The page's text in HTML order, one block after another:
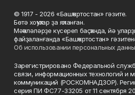
© 1917 - 2026 «Башҡортостан» гәзите.
Бөтә хоҡуҡтар ҙа яҡланған.
Мәҡәләләрҙе күсереп баҫҡанда, йә
файҙаланғанда «Башҡортостан»
Об использовании персональных
Зарегистрировано Федеральной
связи, информационных технологий и
коммуникаций (РОСКОМНАДЗОР).
серия ПИ ФС77-33205 от 11 сентября